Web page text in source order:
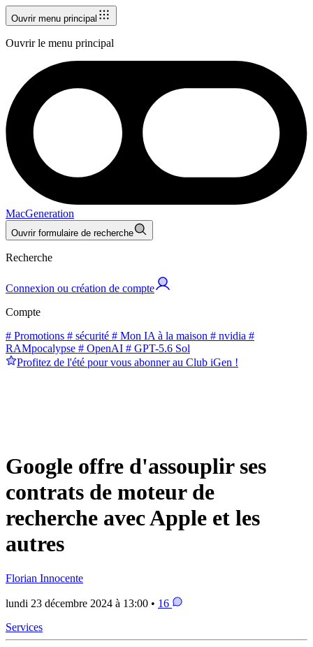
Ouvrir menu principal
Ouvrir le menu principal
MacGeneration
Ouvrir formulaire de recherche
Recherche
Connexion ou création de compte
Compte
# Promotions # sécurité # Mon IA à la maison # nvidia #
RAMpocalypse # OpenAI # GPT-5.6 Sol
Profitez de l'été pour vous abonner au Club iGen !
Google offre d'assouplir ses
contrats de moteur de
recherche avec Apple et les
autres
Florian Innocente
lundi 23 décembre 2024 à 13:00 • 16
Services